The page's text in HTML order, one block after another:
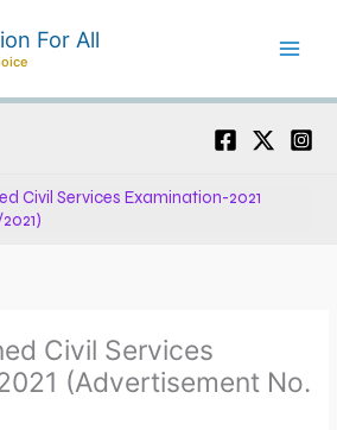
For All
Civil Services Examination-2021
Civil Services
(Advertisement No.